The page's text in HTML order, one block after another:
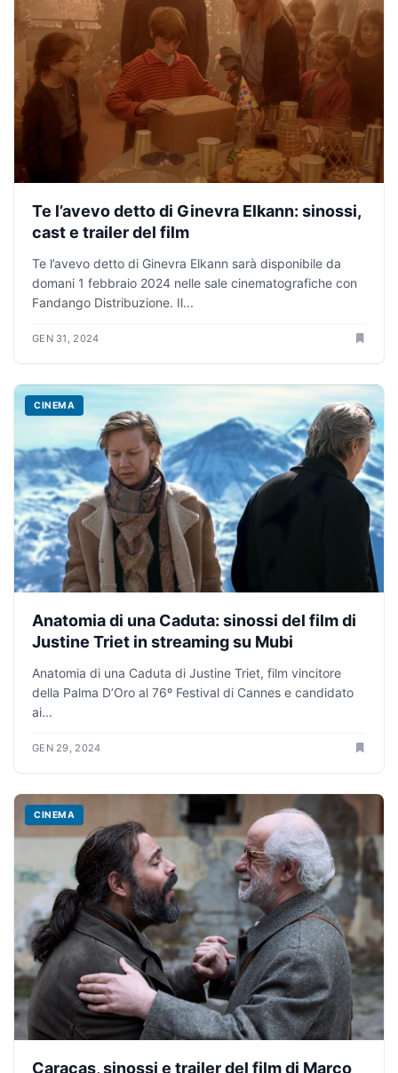
Te l’avevo detto di Ginevra Elkann: sinossi,
cast e trailer del film
Te l’avevo detto di Ginevra Elkann sarà disponibile da
domani 1 febbraio 2024 nelle sale cinematografiche con
Fandango Distribuzione. Il...
GEN 31, 2024
CINEMA
Anatomia di una Caduta: sinossi del film di
Justine Triet in streaming su Mubi
Anatomia di una Caduta di Justine Triet, film vincitore
della Palma D’Oro al 76º Festival di Cannes e candidato
ai...
GEN 29, 2024
CINEMA
Caracas, sinossi e trailer del film di Marco